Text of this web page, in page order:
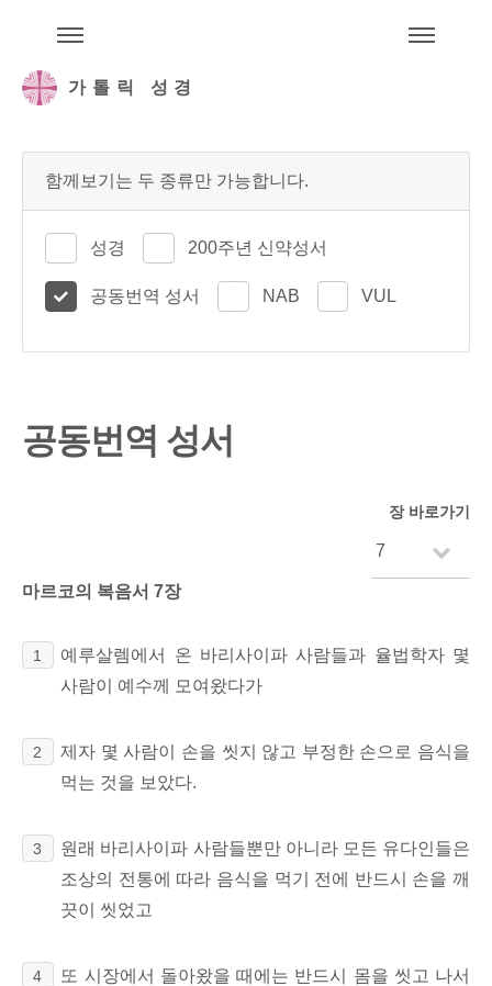
가톨릭 성경
함께보기는 두 종류만 가능합니다.
성경 200주년 신약성서
공동번역 성서 NAB VUL
공동번역 성서
장 바로가기
마르코의 복음서 7장
1
예루살렘에서 온 바리사이파 사람들과 율법학자 몇
사람이 예수께 모여왔다가
2
제자 몇 사람이 손을 씻지 않고 부정한 손으로 음식을
먹는 것을 보았다.
3
원래 바리사이파 사람들뿐만 아니라 모든 유다인들은
조상의 전통에 따라 음식을 먹기 전에 반드시 손을 깨
끗이 씻었고
4
또 시장에서 돌아왔을 때에는 반드시 몸을 씻고 나서